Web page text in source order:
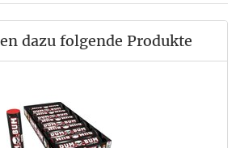
dazu folgende Produkte